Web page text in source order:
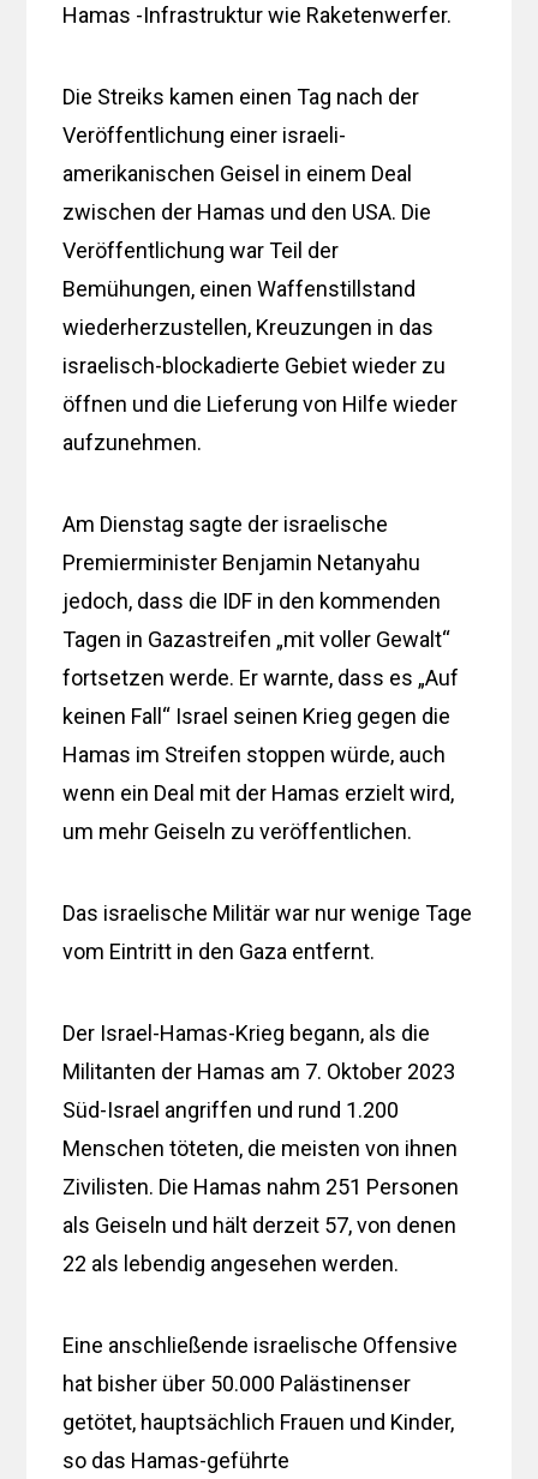
Hamas -Infrastruktur wie Raketenwerfer.
Die Streiks kamen einen Tag nach der
Veröffentlichung einer israeli-
amerikanischen Geisel in einem Deal
zwischen der Hamas und den USA. Die
Veröffentlichung war Teil der
Bemühungen, einen Waffenstillstand
wiederherzustellen, Kreuzungen in das
israelisch-blockadierte Gebiet wieder zu
öffnen und die Lieferung von Hilfe wieder
aufzunehmen.
Am Dienstag sagte der israelische
Premierminister Benjamin Netanyahu
jedoch, dass die IDF in den kommenden
Tagen in Gazastreifen „mit voller Gewalt“
fortsetzen werde. Er warnte, dass es „Auf
keinen Fall“ Israel seinen Krieg gegen die
Hamas im Streifen stoppen würde, auch
wenn ein Deal mit der Hamas erzielt wird,
um mehr Geiseln zu veröffentlichen.
Das israelische Militär war nur wenige Tage
vom Eintritt in den Gaza entfernt.
Der Israel-Hamas-Krieg begann, als die
Militanten der Hamas am 7. Oktober 2023
Süd-Israel angriffen und rund 1.200
Menschen töteten, die meisten von ihnen
Zivilisten. Die Hamas nahm 251 Personen
als Geiseln und hält derzeit 57, von denen
22 als lebendig angesehen werden.
Eine anschließende israelische Offensive
hat bisher über 50.000 Palästinenser
getötet, hauptsächlich Frauen und Kinder,
so das Hamas-geführte